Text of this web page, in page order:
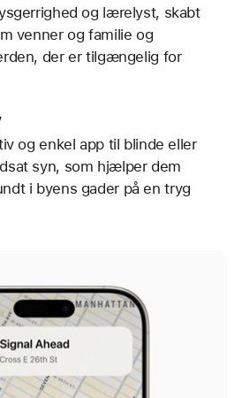
og lærelyst, skabt
venner og familie og
der er tilgængelig for
og enkel app til blinde eller
syn, som hjælper dem
i byens gader på en tryg